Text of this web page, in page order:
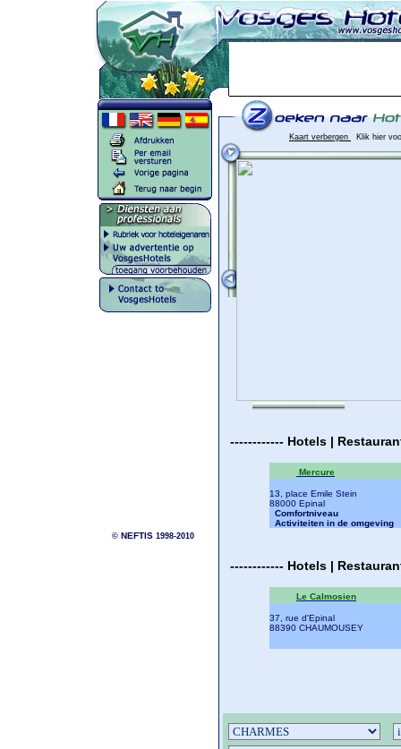
© NEFTIS1998-2010
Kaart verbergen Klik hier
------------ Hotels |
Mercure
13, place Emile Stein
88000 Epinal
Comfortniveau
Activiteiten in de omgeving
------------ Hotels |
Le Calmosien
37, rue d'Epinal
88390 CHAUMOUSEY